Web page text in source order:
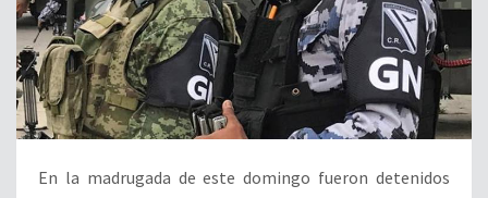
En la madrugada de este domingo fueron detenidos